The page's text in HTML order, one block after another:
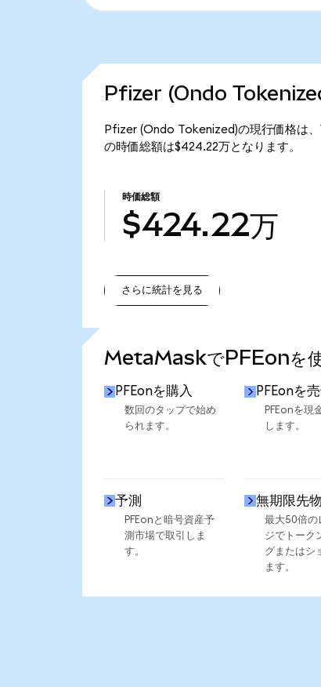
Pfizer (Ondo
Pfizer (Ondo Tokenized)の現行価格は
の時価総額は$424.22万となります。
時価総額
$424.22万
さらに統計を見る
MetaMaskでPFEonを使
PFEonを購入
数回のタップで始め
られます。
PFEonを
PFEonを現
します。
予測
PFEonと暗号資産予
測市場で取引しま
す。
無期限先物
最大50倍の
ジでトーク
グまたはシ
ます。